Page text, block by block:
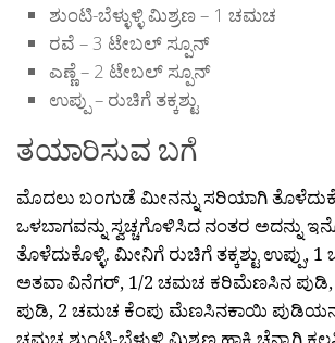
ಶುಂಟಿ-ಬೆಳ್ಳುಳ್ಳಿ ಮಿಶ್ರಣ – 1 ಚಮಚ
ರವೆ – 3 ಟೇಬಲ್ ಸ್ಪೂನ್
ಎಣ್ಣೆ – 2 ಟೇಬಲ್ ಸ್ಪೂನ್
ಉಪ್ಪು – ರುಚಿಗೆ ತಕ್ಕಶ್ಟು
ತಯಾರಿಸುವ ಬಗೆ
ಮೊದಲು ಬಂಗುಡೆ ಮೀನನ್ನು ಸರಿಯಾಗಿ
ಒಳಬಾಗವನ್ನು ಸ್ವಚ್ಚಗೊಳಿಸಿದ ನಂತರ ಅದನ್ನು
ತೊಳೆದುಕೊಳ್ಳಿ. ಮೀನಿಗೆ ರುಚಿಗೆ ತಕ್ಕಶ್ಟು
ಅತವಾ ವಿನೆಗರ್, 1/2 ಚಮಚ ಕರಿಮೆಣಸಿನ
ಪುಡಿ, 2 ಚಮಚ ಕೆಂಪು ಮೆಣಸಿನಕಾಯಿ